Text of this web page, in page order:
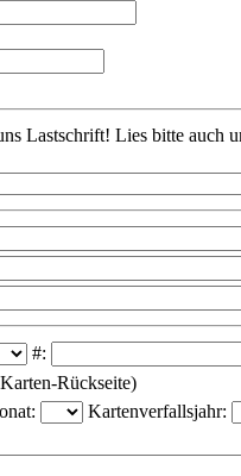
Lastschrift! Lies bitte auch
#:
Rückseite)
Kartenverfallsjahr: